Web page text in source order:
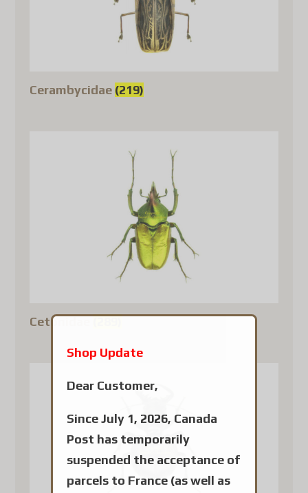
Cerambycidae (219)
Cetonidae
Shop Update
Dear Customer,
Since July 1, 2026, Canada
Post has temporarily
suspended the acceptance of
parcels to France (as well as